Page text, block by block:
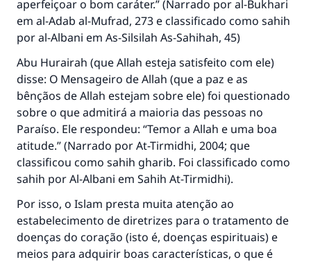
aperfeiçoar o bom caráter.” (Narrado por al-Bukhari
em al-Adab al-Mufrad, 273 e classificado como sahih
por al-Albani em As-Silsilah As-Sahihah, 45)
Abu Hurairah (que Allah esteja satisfeito com ele)
disse: O Mensageiro de Allah (que a paz e as
bênçãos de Allah estejam sobre ele) foi questionado
sobre o que admitirá a maioria das pessoas no
Paraíso. Ele respondeu: “Temor a Allah e uma boa
atitude.” (Narrado por At-Tirmidhi, 2004; que
classificou como sahih gharib. Foi classificado como
sahih por Al-Albani em Sahih At-Tirmidhi).
Por isso, o Islam presta muita atenção ao
estabelecimento de diretrizes para o tratamento de
doenças do coração (isto é, doenças espirituais) e
meios para adquirir boas características, o que é